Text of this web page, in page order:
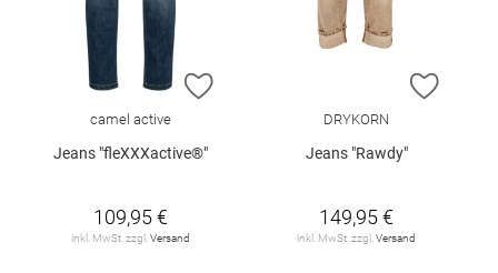
ZUR WUNSCHLISTE HINZUFÜGEN
camel active
Jeans "fleXXXactive®"
109,95 €
inkl. MwSt. zzgl.Versand
ZUR
DRYKORN
Jeans "Rawdy"
149,95 €
inkl. MwSt. zzgl.Versand